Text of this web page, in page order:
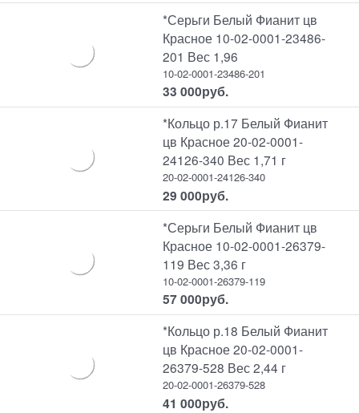
*Серьги Белый Фианит цв
Красное 10-02-0001-23486-
201 Вес 1,96
10-02-0001-23486-201
33 000руб.
*Кольцо р.17 Белый Фианит
цв Красное 20-02-0001-
24126-340 Вес 1,71 г
20-02-0001-24126-340
29 000руб.
*Серьги Белый Фианит цв
Красное 10-02-0001-26379-
119 Вес 3,36 г
10-02-0001-26379-119
57 000руб.
*Кольцо р.18 Белый Фианит
цв Красное 20-02-0001-
26379-528 Вес 2,44 г
20-02-0001-26379-528
41 000руб.